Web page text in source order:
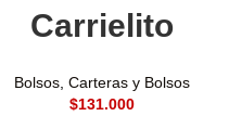
Carrielito
Bolsos Carteras y Bolsos
$